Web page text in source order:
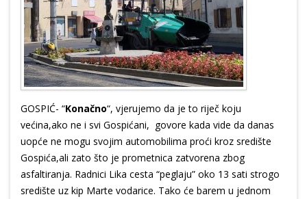
GOSPIĆ- “Konačno“, vjerujemo da je to riječ koju
većina,ako ne i svi Gospićani, govore kada vide da danas
uopće ne mogu svojim automobilima proći kroz središte
Gospića,ali zato što je prometnica zatvorena zbog
asfaltiranja. Radnici Lika cesta “peglaju” oko 13 sati strogo
središte uz kip Marte vodarice. Tako će barem u jednom